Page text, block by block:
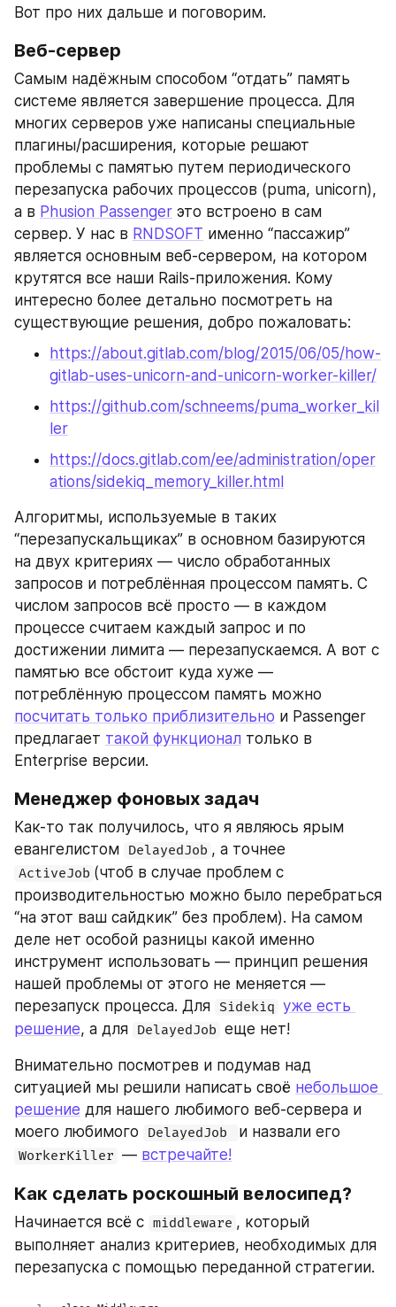
Вот про них дальше и поговорим.
Веб-сервер
Самым надёжным способом “отдать” память
системе является завершение процесса. Для
многих серверов уже написаны специальные
плагины/расширения, которые решают
проблемы с памятью путем периодического
перезапуска рабочих процессов (puma, unicorn),
а в Phusion Passenger это встроено в сам
сервер. У нас в RNDSOFT именно “пассажир”
является основным веб-сервером, на котором
крутятся все наши Rails-приложения. Кому
интересно более детально посмотреть на
существующие решения, добро пожаловать:
https://about.gitlab.com/blog/2015/06/05/how-
gitlab-uses-unicorn-and-unicorn-worker-killer/
https://github.com/schneems/puma_worker_kil
ler
https://docs.gitlab.com/ee/administration/oper
ations/sidekiq_memory_killer.html
Алгоритмы, используемые в таких
“перезапускальщиках” в основном базируются
на двух критериях — число обработанных
запросов и потреблённая процессом память. С
числом запросов всё просто — в каждом
процессе считаем каждый запрос и по
достижении лимита — перезапускаемся. А вот с
памятью все обстоит куда хуже —
посчитать только приблизительно и Passenger
предлагает такой функционал только в
Enterprise версии.
Менеджер фоновых задач
Как-то так получилось, что я являюсь ярым
евангелистом DelayedJob
ActiveJob (чтоб в случае проблем с
производительностью можно было перебраться
“на этот ваш сайдкик” без проблем). На самом
деле нет особой разницы какой именно
инструмент использовать — принцип решения
нашей проблемы от этого не меняется —
перезапуск процесса. Для Sidekiq уже есть
решение, а для DelayedJob еще нет!
Внимательно посмотрев и подумав над
ситуацией мы решили написать своё небольшое
решение для нашего любимого веб-сервера и
моего любимого
DelayedJob
WorkerKiller — встречайте!
Как сделать роскошный велосипед?
Начинается всё с middleware , который
выполняет анализ критериев, необходимых для
перезапуска с помощью переданной стратегии.